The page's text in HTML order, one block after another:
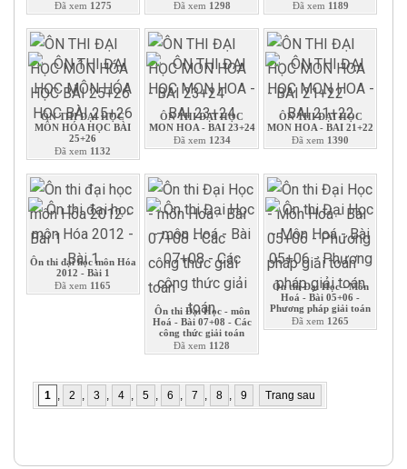
Đã xem 1275
Đã xem 1298
Đã xem 1189
ÔN THI ĐẠI HỌC
MÔN HÓA HỌC BÀI
25+26
Đã xem 1132
ÔN THI ĐẠI HỌC
MON HOA - BAI 23+24
Đã xem 1234
ÔN THI ĐẠI HỌC
MON HOA - BAI 21+22
Đã xem 1390
Ôn thi đại học môn Hóa
2012 - Bài 1
Đã xem 1165
Ôn thi Đại Học - môn
Hoá - Bài 07+08 - Các
công thức giải toán
Đã xem 1128
Ôn thi Đại Học - Môn
Hoá - Bài 05+06 -
Phương pháp giải toán
Đã xem 1265
1 , 2 , 3 , 4 , 5 , 6 , 7 , 8 , 9 Trang sau